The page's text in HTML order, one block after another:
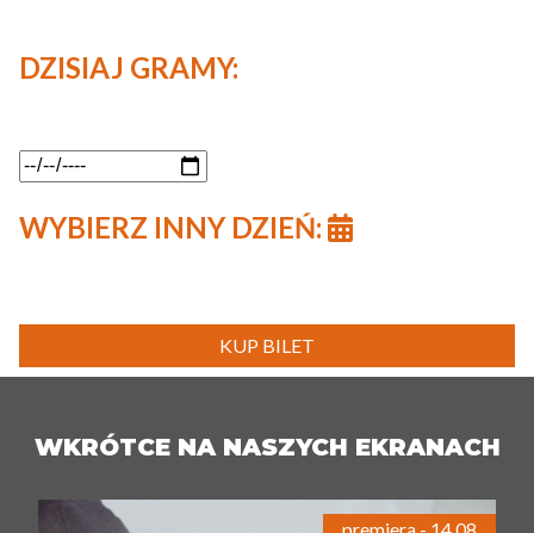
DZISIAJ GRAMY:
WYBIERZ INNY DZIEŃ:
KUP BILET
WKRÓTCE NA NASZYCH EKRANACH